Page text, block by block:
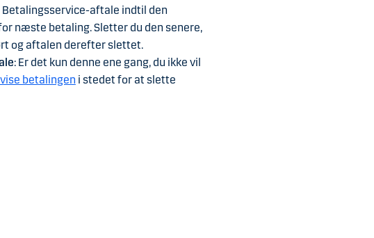
Betalingsservice-aftale indtil den
næste betaling. Sletter du den senere,
og aftalen derefter slettet.
: Er det kun denne ene gang, du ikke vil
betalingen i stedet for at slette